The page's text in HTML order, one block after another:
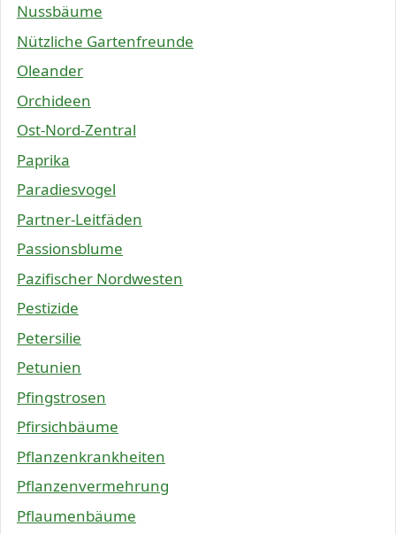
Nussbäume
Nützliche Gartenfreunde
Oleander
Orchideen
Ost-Nord-Zentral
Paprika
Paradiesvogel
Partner-Leitfäden
Passionsblume
Pazifischer Nordwesten
Pestizide
Petersilie
Petunien
Pfingstrosen
Pfirsichbäume
Pflanzenkrankheiten
Pflanzenvermehrung
Pflaumenbäume